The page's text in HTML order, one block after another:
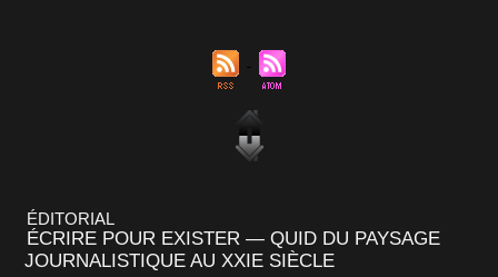
ÉDITORIAL
ÉCRIRE POUR EXISTER — QUID DU PAYSAGE
JOURNALISTIQUE AU XXIE SIÈCLE